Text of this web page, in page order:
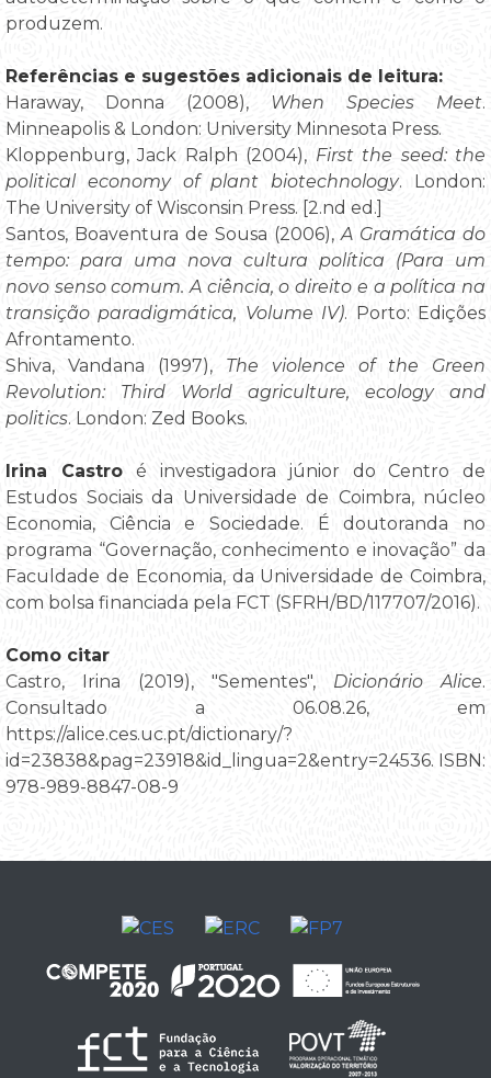
produzem.
Referências e sugestões adicionais de leitura:
Haraway, Donna (2008),
When Species Meet.
Minneapolis & London: University Minnesota Press.
Kloppenburg, Jack Ralph (2004), First the seed: the
political economy of plant biotechnology. London:
The University of Wisconsin Press. [2.nd ed.]
Santos, Boaventura de Sousa (2006), A Gramática do
tempo: para uma nova cultura política (Para um
novo senso comum. A ciência, o direito e a política na
transição paradigmática, Volume IV). Porto: Edições
Afrontamento.
Shiva, Vandana (1997), The violence of the Green
Revolution: Third World agriculture, ecology and
politics. London: Zed Books.
Irina Castroé investigadora júnior do Centro de
Estudos Sociais da Universidade de Coimbra, núcleo
Economia, Ciência e Sociedade. É doutoranda no
programa “Governação, conhecimento e inovação” da
Faculdade de Economia, da Universidade de Coimbra,
com bolsa financiada pela FCT (SFRH/BD/117707/2016).
Como citar
Castro, Irina (2019), "Sementes", Dicionário Alice.
Consultado a 06.08.26, em
https://alice.ces.uc.pt/dictionary/?
id=23838&pag=23918&id_lingua=2&entry=24536. ISBN:
978-989-8847-08-9